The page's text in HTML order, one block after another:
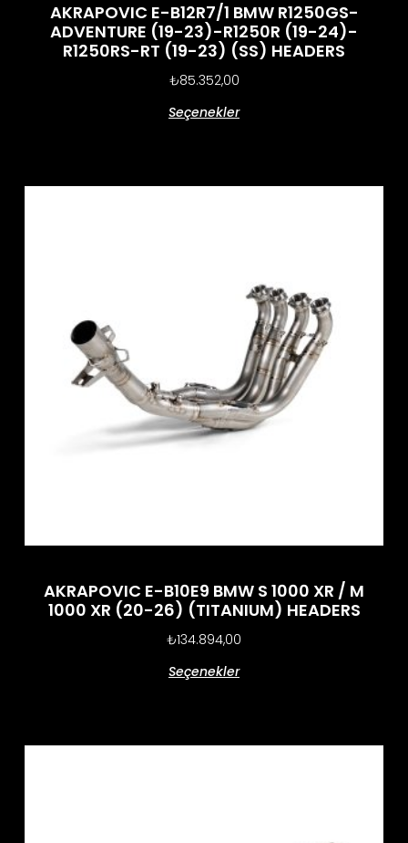
AKRAPOVIC E-B12R7/1 BMW R1250GS-
ADVENTURE (19-23)-R1250R (19-24)-
R1250RS-RT (19-23) (SS) HEADERS
₺85.352,00
Seçenekler
AKRAPOVIC E-B10E9 BMW S 1000 XR / M
1000 XR (20-26) (TITANIUM) HEADERS
₺134.894,00
Seçenekler